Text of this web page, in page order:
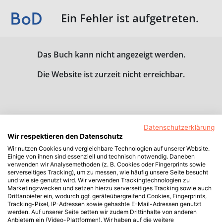
Ein Fehler ist aufgetreten.
Das Buch kann nicht angezeigt werden.
Die Website ist zurzeit nicht erreichbar.
Datenschutzerklärung
Wir respektieren den Datenschutz
Wir nutzen Cookies und vergleichbare Technologien auf unserer Website.
Einige von ihnen sind essenziell und technisch notwendig. Daneben
verwenden wir Analysemethoden (z. B. Cookies oder Fingerprints sowie
serverseitiges Tracking), um zu messen, wie häufig unsere Seite besucht
und wie sie genutzt wird. Wir verwenden Trackingtechnologien zu
Marketingzwecken und setzen hierzu serverseitiges Tracking sowie auch
Drittanbieter ein, wodurch ggf. geräteübergreifend Cookies, Fingerprints,
Tracking-Pixel, IP-Adressen sowie gehashte E-Mail-Adressen genutzt
werden. Auf unserer Seite betten wir zudem Drittinhalte von anderen
Anbietern ein (Video-Plattformen). Wir haben auf die weitere